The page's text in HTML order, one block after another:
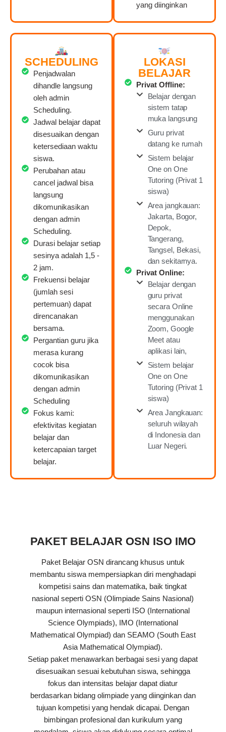
yang diinginkan
SCHEDULING
Penjadwalan
dihandle langsung
oleh admin
Scheduling.
Jadwal belajar dapat
disesuaikan dengan
ketersediaan waktu
siswa.
Perubahan atau
cancel jadwal bisa
langsung
dikomunikasikan
dengan admin
Scheduling.
Durasi belajar setiap
sesinya adalah 1,5 -
2 jam.
Frekuensi belajar
(jumlah sesi
pertemuan) dapat
direncanakan
bersama.
Pergantian guru jika
merasa kurang
cocok bisa
dikomunikasikan
dengan admin
Scheduling
Fokus kami:
efektivitas kegiatan
belajar dan
ketercapaian target
belajar.
LOKASI
BELAJAR
Privat Offline:
Belajar dengan
sistem tatap
muka langsung
Guru privat
datang ke rumah
Sistem belajar
One on One
Tutoring (Privat 1
siswa)
Area jangkauan:
Jakarta, Bogor,
Depok,
Tangerang,
Tangsel, Bekasi,
dan sekitarnya.
Privat Online:
Belajar dengan
guru privat
secara Online
menggunakan
Zoom, Google
Meet atau
aplikasi lain,
Sistem belajar
One on One
Tutoring (Privat 1
siswa)
Area Jangkauan:
seluruh wilayah
di Indonesia dan
Luar Negeri.
PAKET BELAJAR OSN ISO IMO
Paket Belajar OSN dirancang khusus untuk
membantu siswa mempersiapkan diri menghadapi
kompetisi sains dan matematika, baik tingkat
nasional seperti OSN (Olimpiade Sains Nasional)
maupun internasional seperti ISO (International
Science Olympiads), IMO (International
Mathematical Olympiad) dan SEAMO (South East
Asia Mathematical Olympiad).
Setiap paket menawarkan berbagai sesi yang dapat
disesuaikan sesuai kebutuhan siswa, sehingga
fokus dan intensitas belajar dapat diatur
berdasarkan bidang olimpiade yang diinginkan dan
tujuan kompetisi yang hendak dicapai. Dengan
bimbingan profesional dan kurikulum yang